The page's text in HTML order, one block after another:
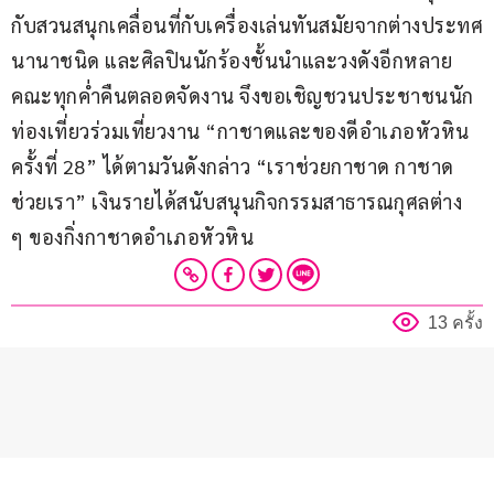
กับสวนสนุกเคลื่อนที่กับเครื่องเล่นทันสมัยจากต่างประทศ
นานาชนิด และศิลปินนักร้องชั้นนำและวงดังอีกหลาย
คณะทุกค่ำคืนตลอดจัดงาน จึงขอเชิญชวนประชาชนนัก
ท่องเที่ยวร่วมเที่ยวงาน “กาชาดและของดีอำเภอหัวหิน
ครั้งที่ 28” ได้ตามวันดังกล่าว “เราช่วยกาชาด กาชาด
ช่วยเรา” เงินรายได้สนับสนุนกิจกรรมสาธารณกุศลต่าง
ๆ ของกิ่งกาชาดอำเภอหัวหิน
13 ครั้ง